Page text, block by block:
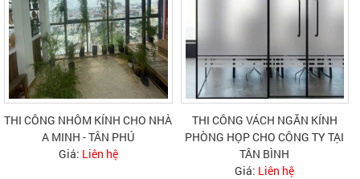
THI CÔNG NHÔM KÍNH CHO NHÀ
A MINH - TÂN PHÚ
Giá: Liên hệ
THI CÔNG VÁCH NGĂN KÍNH
PHÒNG HỌP CHO CÔNG TY TẠI
TÂN BÌNH
Giá: Liên hệ